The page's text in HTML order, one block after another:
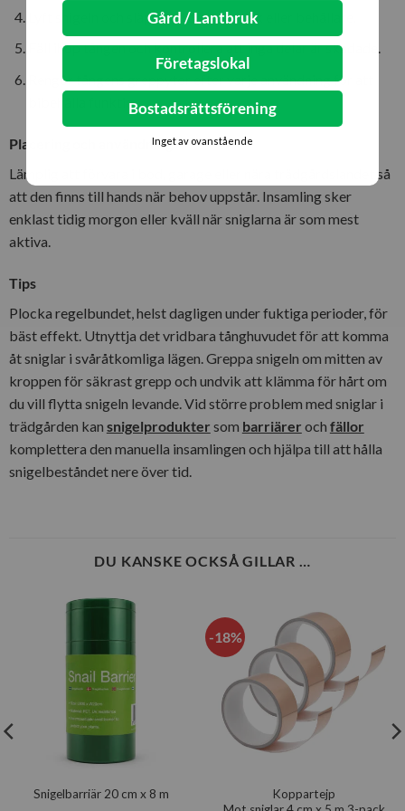
Lyft snigeln och släpp ned den i en hink eller behållare.
Fäll ihop tången och kontrollera att inga delar är skadade.
Rengör tångens greppytor efter varje användning för att
bibehålla funktion.
Placering och användning
Lämplig att förvara i bod, garage eller nära trädgårdslandet så
att den finns till hands när behov uppstår. Insamling sker
enklast tidig morgon eller kväll när sniglarna är som mest
aktiva.
Tips
Plocka regelbundet, helst dagligen under fuktiga perioder, för
bäst effekt. Utnyttja det vridbara tånghuvudet för att komma
åt sniglar i svåråtkomliga lägen. Greppa snigeln om mitten av
kroppen för säkrast grepp och undvik att klämma för hårt om
du vill flytta snigeln levande. Vid större problem med sniglar i
trädgården kan snigelprodukter som barriärer och fällor
komplettera den manuella insamlingen och hjälpa till att hålla
snigelbeståndet nere över tid.
DU KANSKE OCKSÅ GILLAR …
Snigelbarriär 20 cm x 8 m
-18%
Koppartejp
Gård / Lantbruk
Företagslokal
Bostadsrättsförening
Inget av ovanstående